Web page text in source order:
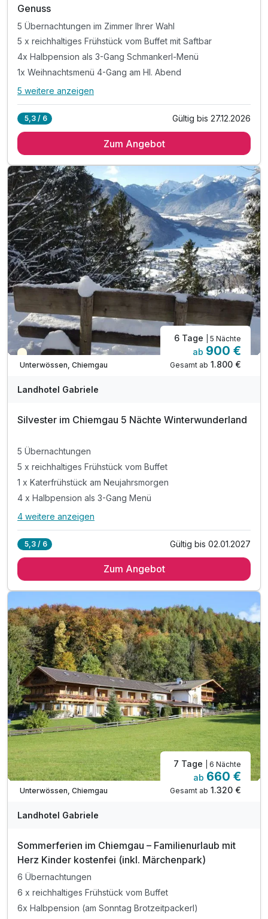
Genuss
5 Übernachtungen im Zimmer Ihrer Wahl
5 x reichhaltiges Frühstück vom Buffet mit Saftbar
4x Halbpension als 3-Gang Schmankerl-Menü
1x Weihnachtsmenü 4-Gang am Hl. Abend
Alle Inklusivleistungen
5 x reichhaltiges Frühstück vom Buffet mit Saftbar
1x Weihnachtsmenü 4-Gang am Hl. Abend
1x Plätzchenteller auf dem Zimmer
1x Weihnachtsgeschenk
1x Weinverkostung mit dem Chef
1x Musikabend in den Stuben
1x Fackelwanderung mit Glühweingaudi
5 weitere anzeigen
5,3 / 6 Gültig bis 27.12.2026
Zum Angebot
Saisonal verfügbar
Unterwössen, Chiemgau
6 Tage | 5 Nächte
ab 900 €
Gesamt ab 1.800 €
Landhotel Gabriele
Silvester im Chiemgau 5 Nächte Winterwunderland
5 Übernachtungen
5 x reichhaltiges Frühstück vom Buffet
1 x Katerfrühstück am Neujahrsmorgen
4 x Halbpension als 3-Gang Menü
Alle Inklusivleistungen
5 x reichhaltiges Frühstück vom Buffet
1 x Bunter Silvester-Abend
1 x Fackelwanderung mit Glühwein-Gaudi
1x Möglichkeit zum Fondue-Abend
1x Gemeinsam die Rauhnächte kennen lernen
4 weitere anzeigen
5,3 / 6 Gültig bis 02.01.2027
Zum Angebot
Unterwössen, Chiemgau
7 Tage | 6 Nächte
ab 660 €
Gesamt ab 1.320 €
Landhotel Gabriele
Sommerferien im Chiemgau – Familienurlaub mit
Herz Kinder kostenfei (inkl. Märchenpark)
6 Übernachtungen
6 x reichhaltiges Frühstück vom Buffet
6x Halbpension (am Sonntag Brotzeitpackerl)